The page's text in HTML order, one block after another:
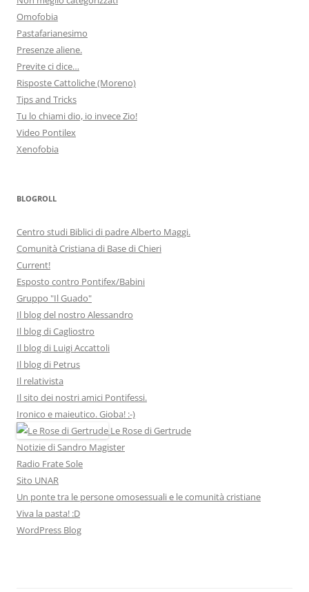
Omofobia
Pastafarianesimo
Presenze aliene.
Previte ci dice…
Risposte Cattoliche (Moreno)
Tips and Tricks
Tu lo chiami dio, io invece Zio!
Video Pontilex
Xenofobia
BLOGROLL
Centro studi Biblici di padre Alberto Maggi.
Comunità Cristiana di Base di Chieri
Current!
Esposto contro Pontifex/Babini
Gruppo "Il Guado"
Il blog del nostro Alessandro
Il blog di Cagliostro
Il blog di Luigi Accattoli
Il blog di Petrus
Il relativista
Il sito dei nostri amici Pontifessi.
Ironico e maieutico. Gioba! :-)
Le Rose di Gertrude
Notizie di Sandro Magister
Radio Frate Sole
Sito UNAR
Un ponte tra le persone omosessuali e le comunità cristiane
Viva la pasta! :D
WordPress Blog